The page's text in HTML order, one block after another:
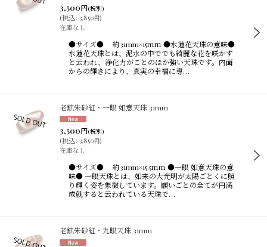
3,500円(税別)
(税込: 3,850円)
在庫なし
●サイズ● 約31mm×15ｍｍ ●水蓮花天珠の意味●
水蓮花天珠とは、泥水の中ででも綺麗な花を咲かす
と云われ、浄化力がことのほか強い天珠です。内面
からの輝きにより、真実の幸福に導…
老鉱朱砂紅・一眼 如意天珠 31mm
3,500円(税別)
(税込: 3,850円)
在庫なし
●サイズ● 約31mm×15.5ｍｍ ●一眼 如意天珠の意
味● 一眼天珠とは、如来の大光明が太陽ごとくに照
り輝く姿を象徴しています。願いごとの全てが円満
成就すると云われている天珠で…
老鉱朱砂紅・九眼天珠 31mm